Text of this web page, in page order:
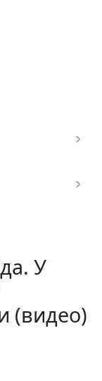
У
(видео)